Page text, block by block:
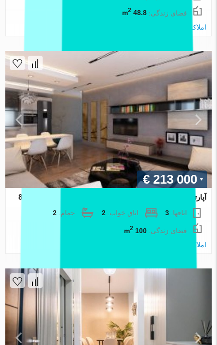
فضای زندگی:48.8 m
2
املاک اطلس
€ 213 000
آپارتمان در Izmir ، ترکیه 2 خوابه ، 100 متر مربع. شماره 88067
اتاقها:3 اتاق خواب:2 حمام:2
فضای زندگی:100 m
2
املاک اطلس